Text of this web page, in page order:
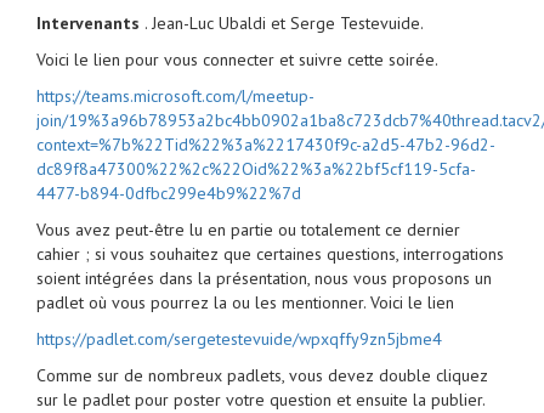
Intervenants . Jean-Luc Ubaldi et Serge Testevuide.
Voici le lien pour vous connecter et suivre cette soirée.
https://teams.microsoft.com/l/meetup-
join/
context=%7b%22Tid%22%3a%2217430f9c-a2d5-47b2-96d2-
dc89f8a47300%22%2c%22Oid%22%3a%22bf5cf119-5cfa-
4477-b894-0dfbc299e4b9%22%7d
Vous avez peut-être lu en partie ou totalement ce dernier
cahier ; si vous souhaitez que certaines questions, interrogations
soient intégrées dans la présentation, nous vous proposons un
padlet où vous pourrez la ou les mentionner. Voici le lien
https://padlet.com/sergetestevuide/wpxqffy9zn5jbme4
Comme sur de nombreux padlets, vous devez double cliquez
sur le padlet pour poster votre question et ensuite la publier.